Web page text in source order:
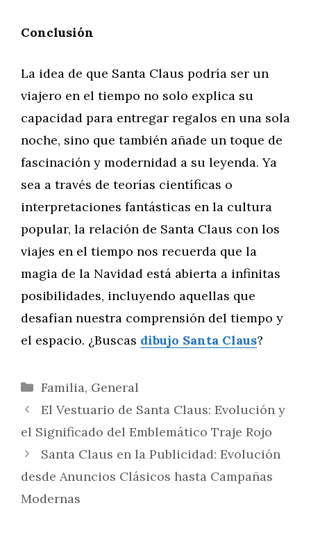
Conclusión
La idea de que Santa Claus podría ser un
viajero en el tiempo no solo explica su
capacidad para entregar regalos en una sola
noche, sino que también añade un toque de
fascinación y modernidad a su leyenda. Ya
sea a través de teorías científicas o
interpretaciones fantásticas en la cultura
popular, la relación de Santa Claus con los
viajes en el tiempo nos recuerda que la
magia de la Navidad está abierta a infinitas
posibilidades, incluyendo aquellas que
desafían nuestra comprensión del tiempo y
el espacio. ¿Buscas dibujo Santa Claus?
Categorías
Familia, General
El Vestuario de Santa Claus: Evolución y
el Significado del Emblemático Traje Rojo
Santa Claus en la Publicidad: Evolución
desde Anuncios Clásicos hasta Campañas
Modernas